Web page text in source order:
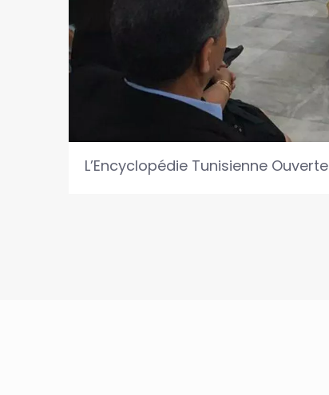
L’Encyclopédie Tunisienne Ouverte